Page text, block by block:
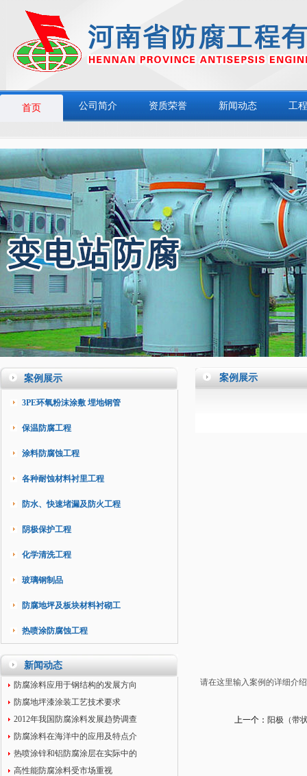
首页 公司简介 资质荣誉 新闻动态 工
案例展示
3PE环氧粉沫涂敷 埋地钢管
保温防腐工程
涂料防腐蚀工程
各种耐蚀材料衬里工程
防水、快速堵漏及防火工程
阴极保护工程
化学清洗工程
玻璃钢制品
防腐地坪及板块材料衬砌工
热喷涂防腐蚀工程
新闻动态
防腐涂料应用于钢结构的发展方向
防腐地坪漆涂装工艺技术要求
2012年我国防腐涂料发展趋势调查
防腐涂料在海洋中的应用及特点介
热喷涂锌和铝防腐涂层在实际中的
高性能防腐涂料受市场重视
案例展示
请在这里输入案例的详细介绍
上一个： 阳极（带